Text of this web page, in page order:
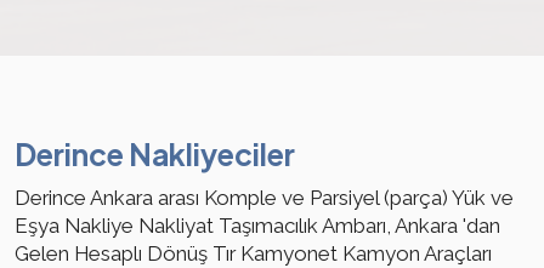
Derince Nakliyeciler
Derince Ankara arası Komple ve Parsiyel (parça) Yük ve
Eşya Nakliye Nakliyat Taşımacılık Ambarı, Ankara 'dan
Gelen Hesaplı Dönüş Tır Kamyonet Kamyon Araçları